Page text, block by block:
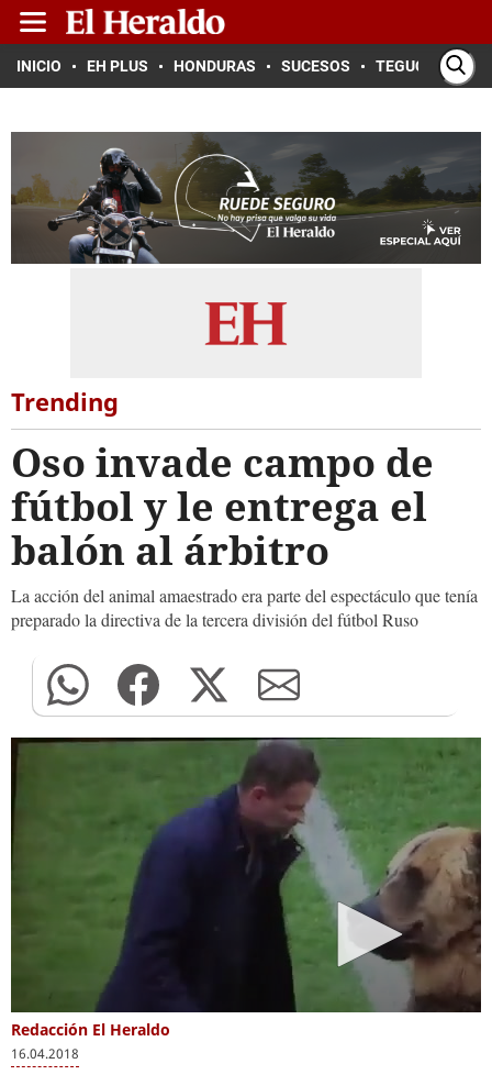
INICIO EH PLUS HONDURAS SUCESOS TEGUCIGALPA
Trending
Oso invade campo de
fútbol y le entrega el
balón al árbitro
La acción del animal amaestrado era parte del espectáculo que tenía
preparado la directiva de la tercera división del fútbol Ruso
0
0
Redacción El Heraldo
16.04.2018